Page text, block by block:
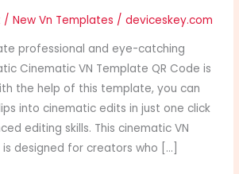
/New Vn Templates /deviceskey.com
professional and eye-catching
Cinematic VN Template QR Code is
the help of this template, you can
into cinematic edits in just one click
editing skills. This cinematic VN
designed for creators who […]